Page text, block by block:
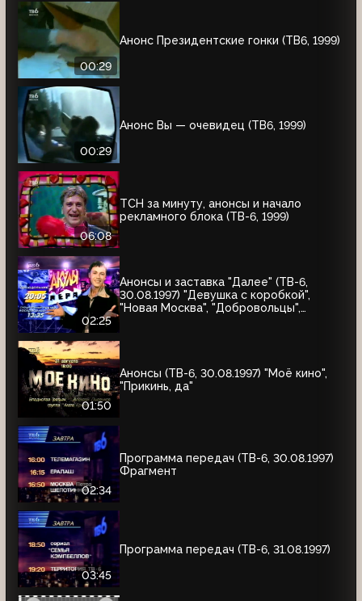
00:29
Анонс Президентские гонки (ТВ6, 1999)
00:29
Анонс Вы — очевидец (ТВ6, 1999)
06:08
ТСН за минуту, анонсы и начало
рекламного блока (ТВ-6, 1999)
02:25
Анонсы и заставка "Далее" (ТВ-6,
30.08.1997) "Девушка с коробкой",
"Новая Москва", "Добровольцы",
01:50
Анонсы (ТВ-6, 30.08.1997) "Моё кино",
"Прикинь, да"
02:34
Программа передач (ТВ-6, 30.08.1997)
Фрагмент
03:45
Программа передач (ТВ-6, 31.08.1997)